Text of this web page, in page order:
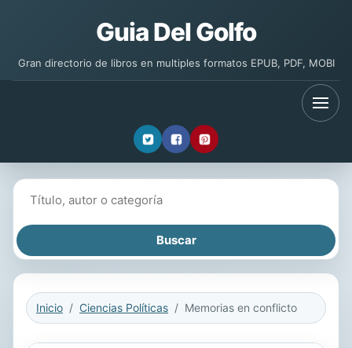
Guia Del Golfo
Gran directorio de libros en multiples formatos EPUB, PDF, MOBI
Inicio Ciencias Políticas Memorias en conflicto